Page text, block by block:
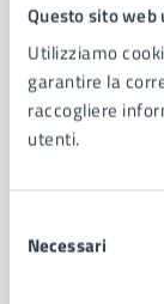
Questo sito web
Utilizziamo
garantire la
raccogliere
utenti.
delNecessari
AMMINISTRAZIONE
Aree
Uffici